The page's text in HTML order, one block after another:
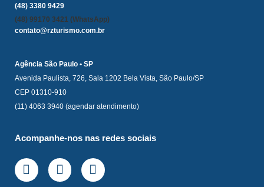
(48) 3380 9429
(48) 99170 3421 (WhatsApp)
contato@rzturismo.com.br
Agência São Paulo • SP
Avenida Paulista, 726, Sala 1202 Bela Vista, São Paulo/SP
CEP 01310-910
(11) 4063 3940 (agendar atendimento)
Acompanhe-nos nas redes sociais